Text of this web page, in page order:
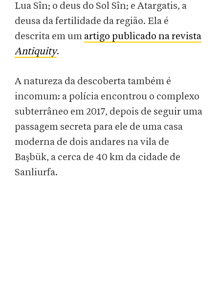
Lua Sîn; o deus do Sol Sîn; e Atargatis, a
deusa da fertilidade da região. Ela é
descrita em um artigo publicado na revista
Antiquity.
A natureza da descoberta também é
incomum: a polícia encontrou o complexo
subterrâneo em 2017, depois de seguir uma
passagem secreta para ele de uma casa
moderna de dois andares na vila de
Başbük, a cerca de 40 km da cidade de
Sanliurfa.